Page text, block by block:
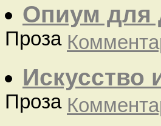
Опиум для
Проза
Искусство
Проза